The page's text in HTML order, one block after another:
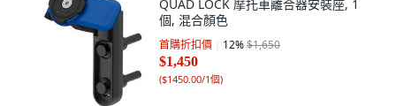
QUAD LOCK 摩托車離合器安裝座, 1
個, 混合顏色
首購折扣價 12%$1,650
$1,450
($1450.00/1個)